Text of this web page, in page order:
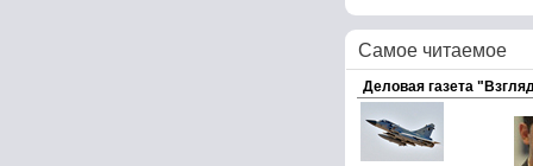
Самое читаемое